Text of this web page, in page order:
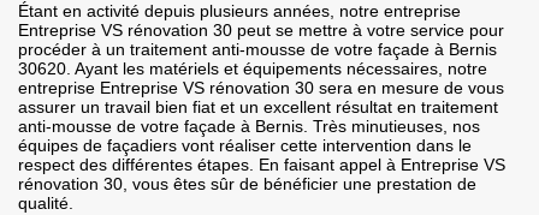
Étant en activité depuis plusieurs années, notre entreprise
Entreprise VS rénovation 30 peut se mettre à votre service pour
procéder à un traitement anti-mousse de votre façade à Bernis
30620. Ayant les matériels et équipements nécessaires, notre
entreprise Entreprise VS rénovation 30 sera en mesure de vous
assurer un travail bien fiat et un excellent résultat en traitement
anti-mousse de votre façade à Bernis. Très minutieuses, nos
équipes de façadiers vont réaliser cette intervention dans le
respect des différentes étapes. En faisant appel à Entreprise VS
rénovation 30, vous êtes sûr de bénéficier une prestation de
qualité.